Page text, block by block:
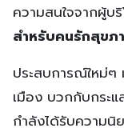
ความสนใจจากผู้บ
สำหรับคนรักสุขภ
ประสบการณ์ใหม่
เมือง บวกกับกระ
กำลังได้รับความนิ